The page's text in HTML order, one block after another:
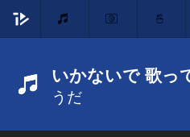
いかないで 歌っ
うだ